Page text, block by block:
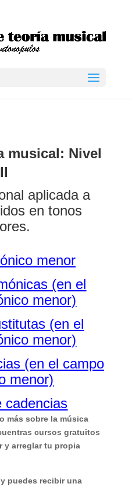
musical: Nivel
aplicada a
en tonos
menor
(en el
menor)
(en el
menor)
(en el campo
menor)
cadencias
más sobre la música
cursos gratuitos
y arreglar tu propia
puedes recibir una